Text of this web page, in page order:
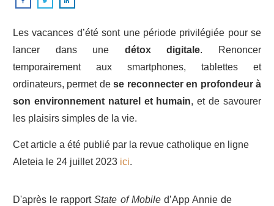
Les vacances d’été sont une période privilégiée pour se
lancer dans une détox digitale. Renoncer
temporairement aux smartphones, tablettes et
ordinateurs, permet dese reconnecter en profondeur à
son environnement naturel et humain, et de savourer
les plaisirs simples de la vie.
Cet article a été publié par la revue catholique en ligne
Aleteia le 24 juillet 2023 ici.
D'après le rapportState of Mobiled’App Annie de